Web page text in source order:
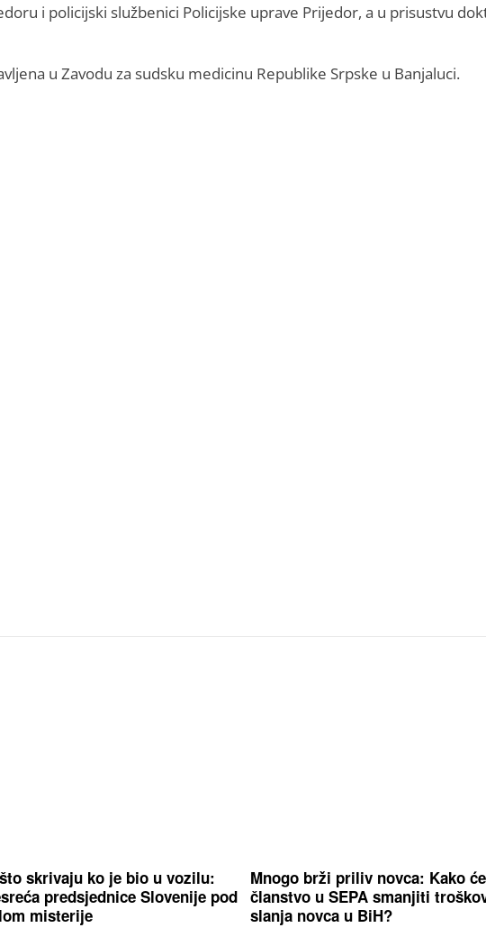
i policijski službenici Policijske uprave Prijedor, a u prisustvu
u Zavodu za sudsku medicinu Republike Srpske u Banjaluci.
skrivaju ko je bio u vozilu:
predsjednice Slovenije pod
misterije
Mnogo brži priliv novca: Kako će
članstvo u SEPA smanjiti
slanja novca u BiH?